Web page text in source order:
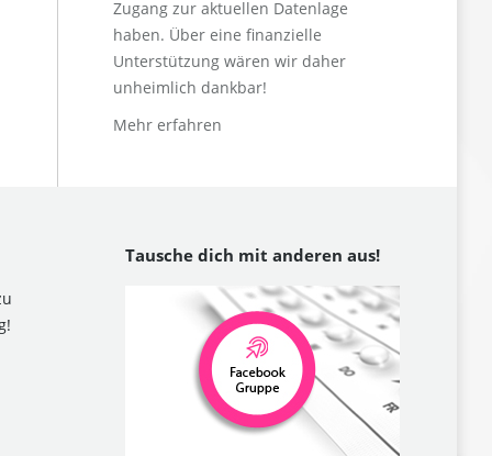
Zugang zur aktuellen Datenlage
haben. Über eine finanzielle
Unterstützung wären wir daher
unheimlich dankbar!
Mehr erfahren
Tausche dich mit anderen aus!